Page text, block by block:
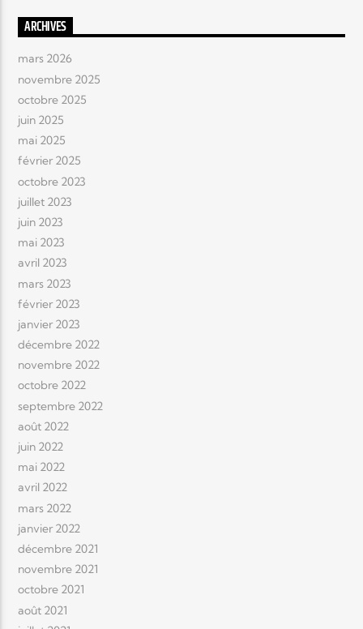
ARCHIVES
mars 2026
novembre 2025
octobre 2025
juin 2025
mai 2025
février 2025
octobre 2023
juillet 2023
juin 2023
mai 2023
avril 2023
mars 2023
février 2023
janvier 2023
décembre 2022
novembre 2022
octobre 2022
septembre 2022
août 2022
juin 2022
mai 2022
avril 2022
mars 2022
janvier 2022
décembre 2021
novembre 2021
octobre 2021
août 2021